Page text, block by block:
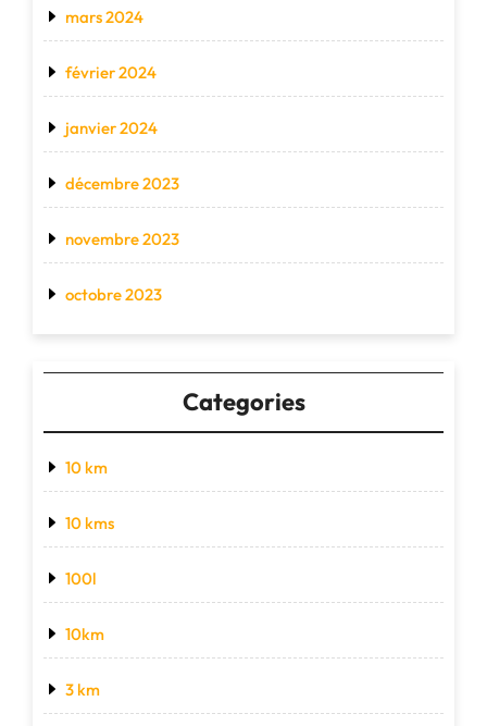
mars 2024
février 2024
janvier 2024
décembre 2023
novembre 2023
octobre 2023
Categories
10 km
10 kms
100l
10km
3 km